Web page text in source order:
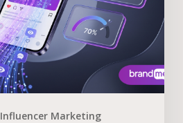
Influencer Marketing